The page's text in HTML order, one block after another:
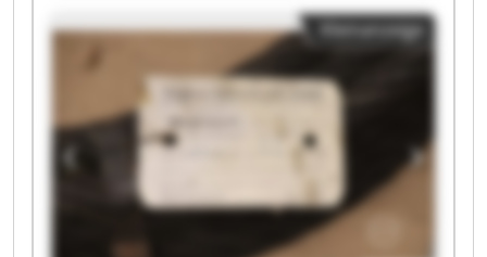
Absaugtechnik GmbH D&M Absaugtechnik
GmbH D&M Absaugtechnik GmbH D&M
Absaugtechnik GmbH D&M Absaugtechnik
GmbH D&M Absaugtechnik GmbH D&M
Absaugtechnik GmbH D&M Absaugtechnik
GmbH D&M Absaugtechnik GmbH D&M
Absaugtechnik GmbH D&M Absaugtechnik
GmbH D&M Absaugtechnik GmbH D&M
Absaugtechnik GmbH D&M Absaugtechnik
Kleinanzeige